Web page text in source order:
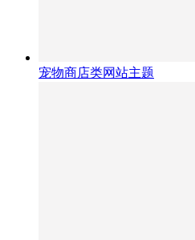
宠物商店类网站主题